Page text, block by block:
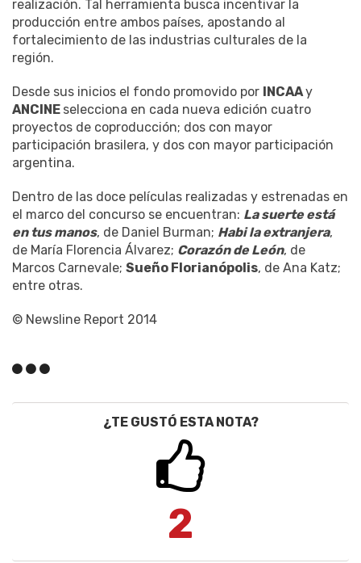
realización. Tal herramienta busca incentivar la
producción entre ambos países, apostando al
fortalecimiento de las industrias culturales de la
región.
Desde sus inicios el fondo promovido por INCAAy
ANCINE selecciona en cada nueva edición cuatro
proyectos de coproducción; dos con mayor
participación brasilera, y dos con mayor participación
argentina.
Dentro de las doce películas realizadas y estrenadas en
el marco del concurso se encuentran: La suerte está
en tus manos, de Daniel Burman; Habi la extranjera,
de María Florencia Álvarez; Corazón de León, de
Marcos Carnevale; Sueño Florianópolis, de Ana Katz;
entre otras.
© Newsline Report 2014
¿TE GUSTÓ ESTA NOTA?
2